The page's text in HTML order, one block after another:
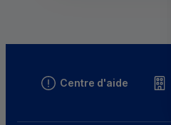
Centre d'aide